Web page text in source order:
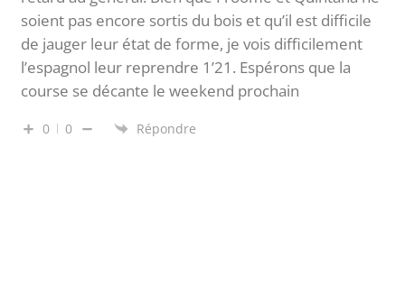
soient pas encore sortis du bois et qu’il est difficile
de jauger leur état de forme, je vois difficilement
l’espagnol leur reprendre 1’21. Espérons que la
course se décante le weekend prochain
0 0 Répondre